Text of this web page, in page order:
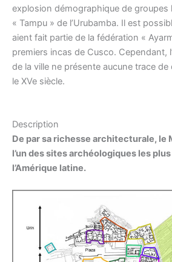
explosion démographique de groupes
« Tampu » de l’Urubamba. Il est
aient fait partie de la fédération «
premiers incas de Cusco. Cependant,
de la ville ne présente aucune trace
le XVe siècle.
Description
De par sa richesse architecturale, le
l’un des sites archéologiques les
l’Amérique latine.